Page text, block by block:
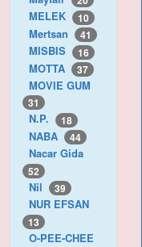
MELEK 10
Mertsan 41
MISBIS 16
MOTTA 37
MOVIE GUM
31
N.P. 18
NABA 44
Nacar Gida
52
Nil 39
NUR EFSAN
13
O-PEE-CHEE